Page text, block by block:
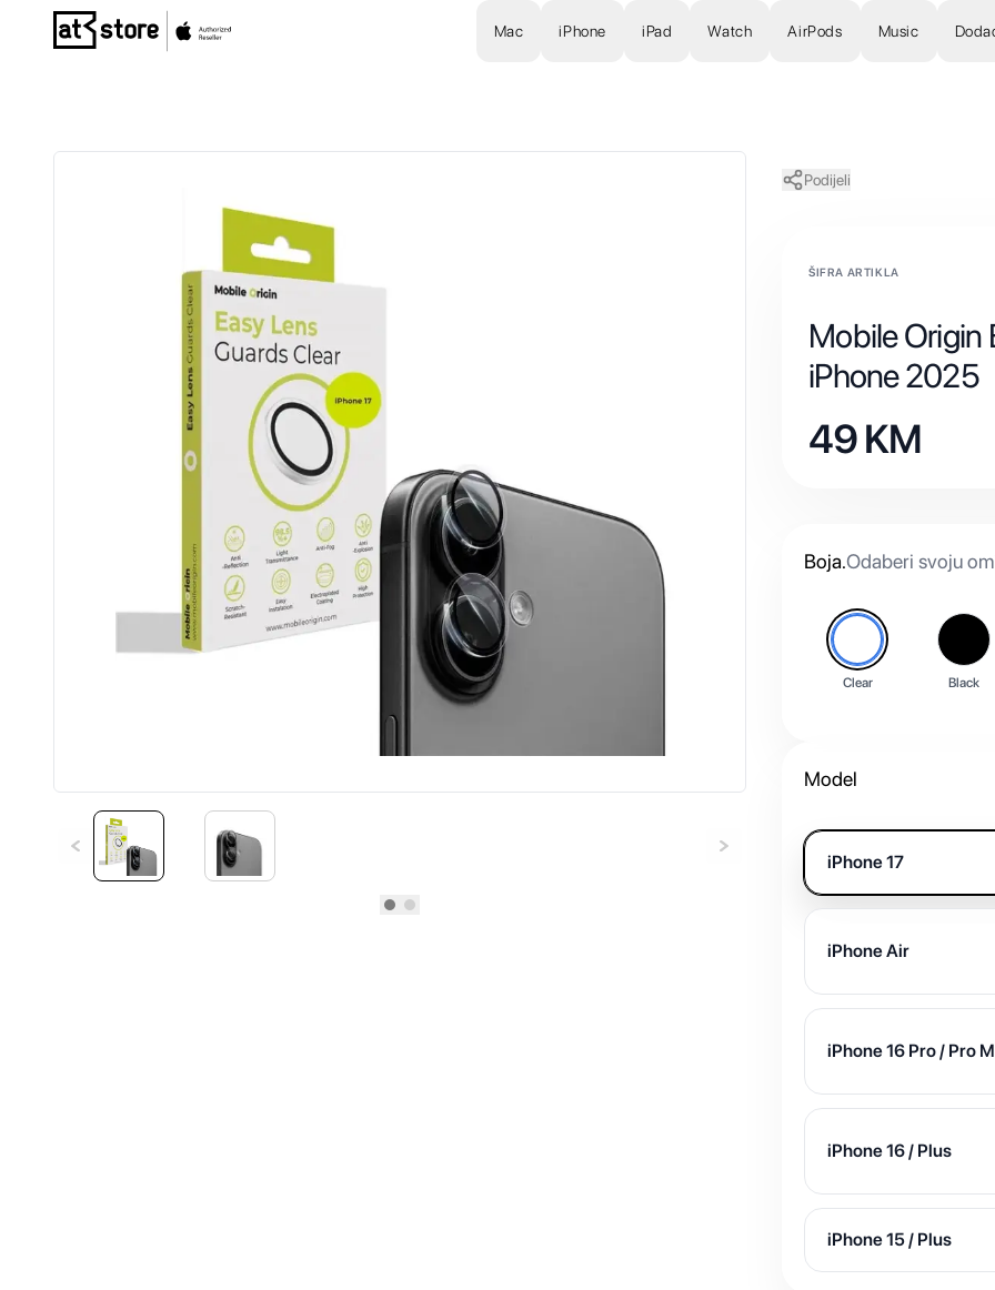
Posjetite početnu stranicu AT Store
Mac iPhone iPad Watch AirPods Music
Podijeli
ŠIFRA ARTIKLA
Mobile Origin
iPhone 2025
49KM
Boja.Odaberi svoju
Clear Black
Model
iPhone 17
iPhone Air
iPhone 16 Pro / Pro
iPhone 16 / Plus
iPhone 15 / Plus